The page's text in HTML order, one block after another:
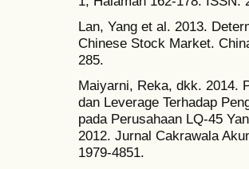
Lan, Yang et al. 2013.
Chinese Stock Market.
285.
Maiyarni, Reka, dkk. 2014.
dan Leverage Terhadap
pada Perusahaan LQ-45
2012. Jurnal Cakrawala
1979-4851.